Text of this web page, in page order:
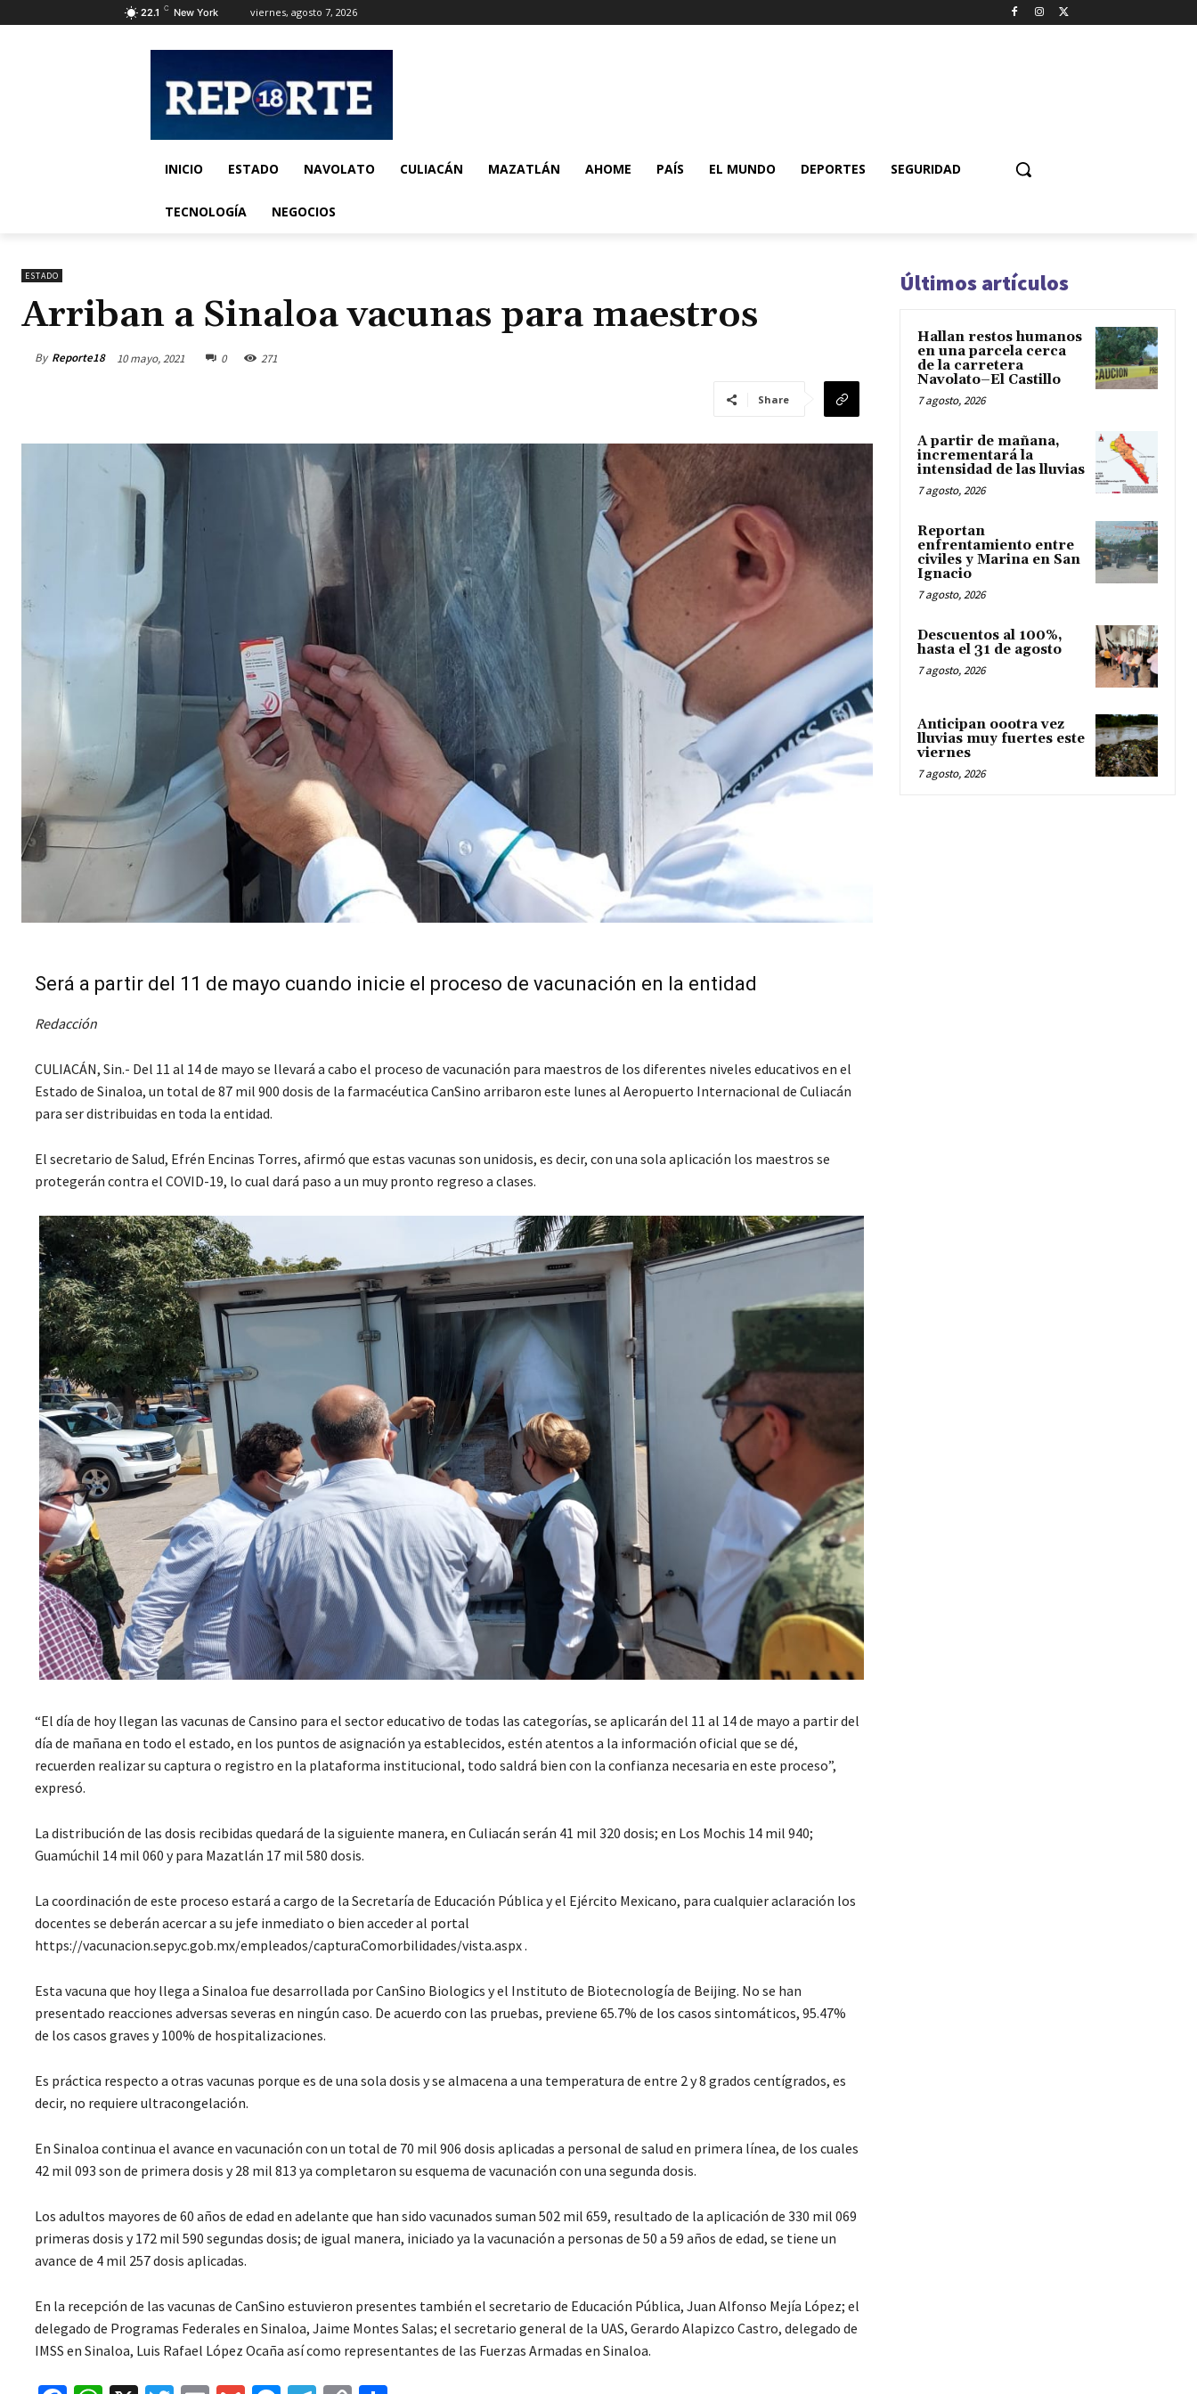
22.1 C New York viernes, agosto 7, 2026
INICIO ESTADO NAVOLATO CULIACÁN MAZATLÁN AHOME PAÍS EL MUNDO DEPORTES SEGURIDAD
TECNOLOGÍA NEGOCIOS
ESTADO
Arriban a Sinaloa vacunas para maestros
By Reporte18 10 mayo, 2021 0 271
Share
Será a partir del 11 de mayo cuando inicie el proceso de vacunación en la entidad
Redacción
CULIACÁN, Sin.- Del 11 al 14 de mayo se llevará a cabo el proceso de vacunación para maestros de los diferentes niveles educativos en el
Estado de Sinaloa, un total de 87 mil 900 dosis de la farmacéutica CanSino arribaron este lunes al Aeropuerto Internacional de Culiacán
para ser distribuidas en toda la entidad.
El secretario de Salud, Efrén Encinas Torres, afirmó que estas vacunas son unidosis, es decir, con una sola aplicación los maestros se
protegerán contra el COVID-19, lo cual dará paso a un muy pronto regreso a clases.
“El día de hoy llegan las vacunas de Cansino para el sector educativo de todas las categorías, se aplicarán del 11 al 14 de mayo a partir del
día de mañana en todo el estado, en los puntos de asignación ya establecidos, estén atentos a la información oficial que se dé,
recuerden realizar su captura o registro en la plataforma institucional, todo saldrá bien con la confianza necesaria en este proceso”,
expresó.
La distribución de las dosis recibidas quedará de la siguiente manera, en Culiacán serán 41 mil 320 dosis; en Los Mochis 14 mil 940;
Guamúchil 14 mil 060 y para Mazatlán 17 mil 580 dosis.
La coordinación de este proceso estará a cargo de la Secretaría de Educación Pública y el Ejército Mexicano, para cualquier aclaración los
docentes se deberán acercar a su jefe inmediato o bien acceder al portal
https://vacunacion.sepyc.gob.mx/empleados/capturaComorbilidades/vista.aspx .
Esta vacuna que hoy llega a Sinaloa fue desarrollada por CanSino Biologics y el Instituto de Biotecnología de Beijing. No se han
presentado reacciones adversas severas en ningún caso. De acuerdo con las pruebas, previene 65.7% de los casos sintomáticos, 95.47%
de los casos graves y 100% de hospitalizaciones.
Es práctica respecto a otras vacunas porque es de una sola dosis y se almacena a una temperatura de entre 2 y 8 grados centígrados, es
decir, no requiere ultracongelación.
En Sinaloa continua el avance en vacunación con un total de 70 mil 906 dosis aplicadas a personal de salud en primera línea, de los cuales
42 mil 093 son de primera dosis y 28 mil 813 ya completaron su esquema de vacunación con una segunda dosis.
Los adultos mayores de 60 años de edad en adelante que han sido vacunados suman 502 mil 659, resultado de la aplicación de 330 mil 069
primeras dosis y 172 mil 590 segundas dosis; de igual manera, iniciado ya la vacunación a personas de 50 a 59 años de edad, se tiene un
avance de 4 mil 257 dosis aplicadas.
En la recepción de las vacunas de CanSino estuvieron presentes también el secretario de Educación Pública, Juan Alfonso Mejía López; el
delegado de Programas Federales en Sinaloa, Jaime Montes Salas; el secretario general de la UAS, Gerardo Alapizco Castro, delegado de
IMSS en Sinaloa, Luis Rafael López Ocaña así como representantes de las Fuerzas Armadas en Sinaloa.
Últimos artículos
Hallan restos humanos
en una parcela cerca
de la carretera
Navolato–El Castillo
7 agosto, 2026
A partir de mañana,
incrementará la
intensidad de las lluvias
7 agosto, 2026
Reportan
enfrentamiento entre
civiles y Marina en San
Ignacio
7 agosto, 2026
Descuentos al 100%,
hasta el 31 de agosto
7 agosto, 2026
Anticipan oootra vez
lluvias muy fuertes este
viernes
7 agosto, 2026